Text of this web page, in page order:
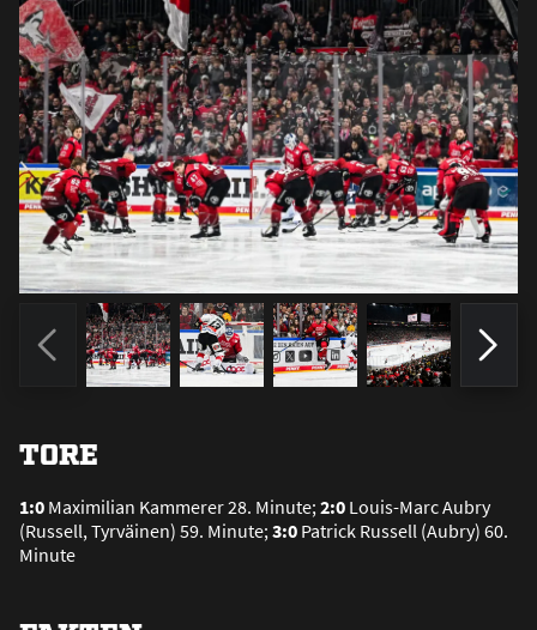
TORE
1:0 Maximilian Kammerer 28. Minute; 2:0 Louis-Marc Aubry
(Russell, Tyrväinen) 59. Minute; 3:0 Patrick Russell (Aubry) 60.
Minute